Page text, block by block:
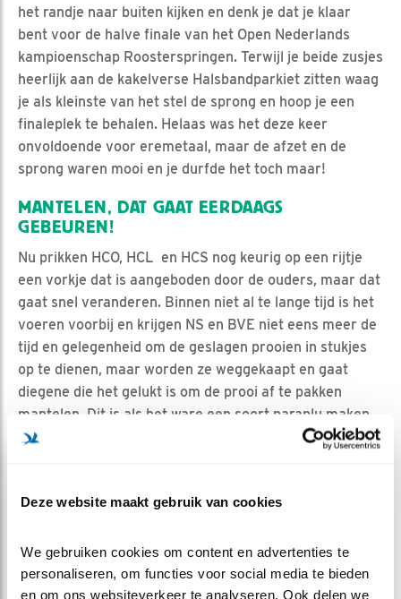
Deze website maakt gebruik van cookies
We gebruiken cookies om content en advertenties te
personaliseren, om functies voor social media te bieden
en om ons websiteverkeer te analyseren. Ook delen we
het randje naar buiten kijken en denk je dat je klaar
bent voor de halve finale van het Open Nederlands
kampioenschap Roosterspringen. Terwijl je beide zusjes
heerlijk aan de kakelverse Halsbandparkiet zitten waag
je als kleinste van het stel de sprong en hoop je een
finaleplek te behalen. Helaas was het deze keer
onvoldoende voor eremetaal, maar de afzet en de
sprong waren mooi en je durfde het toch maar!
MANTELEN, DAT GAAT EERDAAGS
GEBEUREN!
Nu prikken HCO, HCL en HCS nog keurig op een rijtje
een vorkje dat is aangeboden door de ouders, maar dat
gaat snel veranderen. Binnen niet al te lange tijd is het
voeren voorbij en krijgen NS en BVE niet eens meer de
tijd en gelegenheid om de geslagen prooien in stukjes
op te dienen, maar worden ze weggekaapt en gaat
diegene die het gelukt is om de prooi af te pakken
mantelen. Dit is als het ware een soort paraplu maken
van je vleugels en op die wijze je vers gekaapte prooi
altijd het geval zijn. We zien deze week al dat hele poten
ring komt er met een braakbal vanzelf weer uit.
KORT BERICHT VAN DE MORTEL